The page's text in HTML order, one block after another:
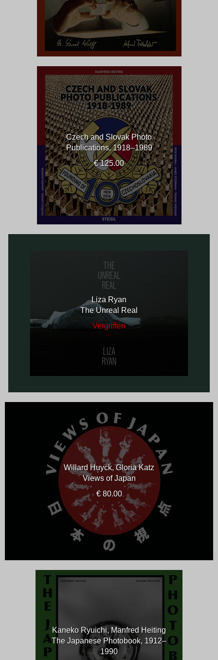
Czech and Slovak Photo
Publications, 1918–1989
€ 125.00
Liza Ryan
The Unreal Real
Vergriffen
Willard Huyck, Gloria Katz
Views of Japan
€ 80.00
Kaneko Ryuichi, Manfred Heiting
The Japanese Photobook, 1912–
1990